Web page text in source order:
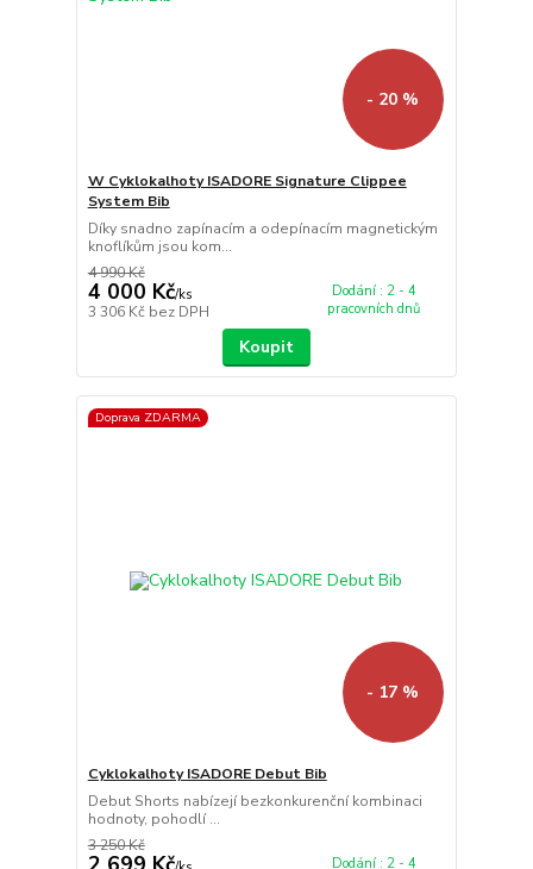
- 20 %
W Cyklokalhoty ISADORE Signature Clippee
System Bib
Díky snadno zapínacím a odepínacím magnetickým
knoflíkům jsou kom...
4 990 Kč
4 000 Kč/ks
3 306 Kč bez DPH
Dodání : 2 - 4
pracovních dnů
Koupit
Doprava ZDARMA
- 17 %
Cyklokalhoty ISADORE Debut Bib
Debut Shorts nabízejí bezkonkurenční kombinaci
hodnoty, pohodlí ...
3 250 Kč
Dodání : 2 - 4